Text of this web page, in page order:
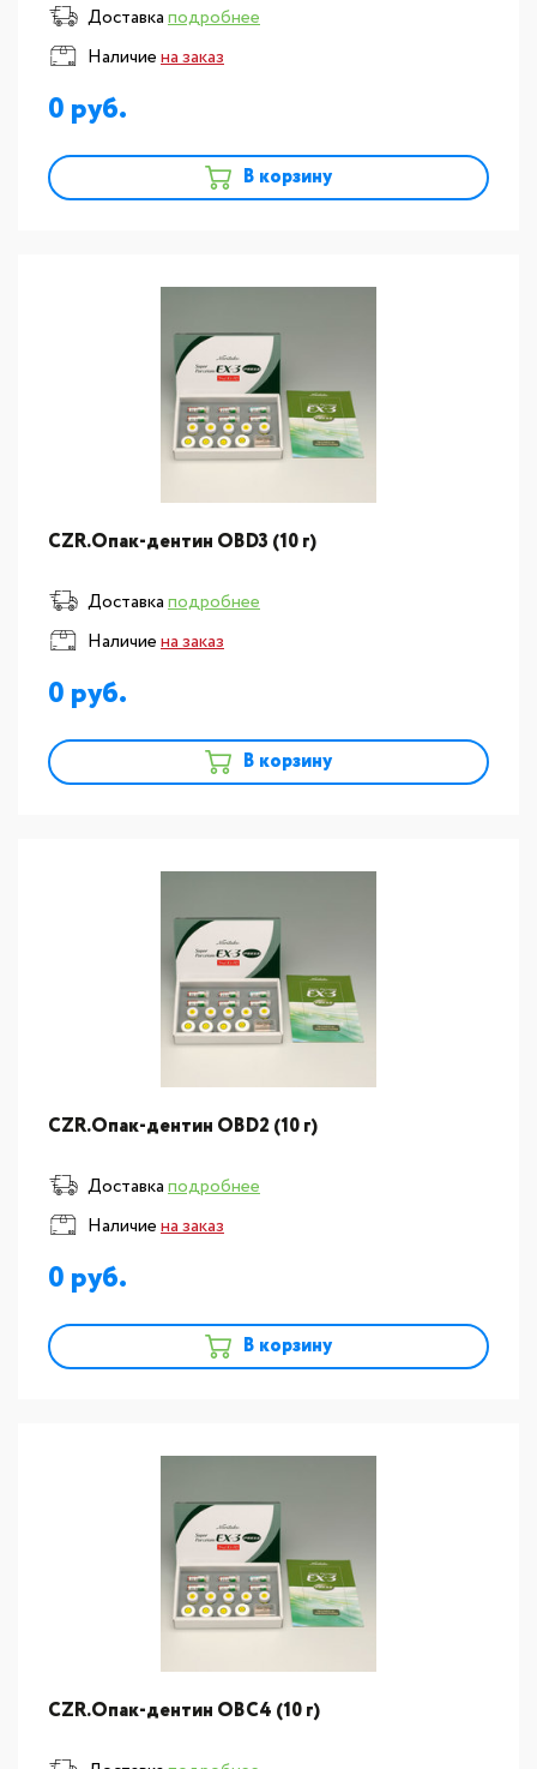
Доставкаподробнее
Наличиена заказ
0
В корзину
CZR.Опак-дентин ОВD3 (10 г)
Доставкаподробнее
Наличиена заказ
0
В корзину
CZR.Опак-дентин ОВD2 (10 г)
Доставкаподробнее
Наличиена заказ
0
В корзину
CZR.Опак-дентин ОВC4 (10 г)